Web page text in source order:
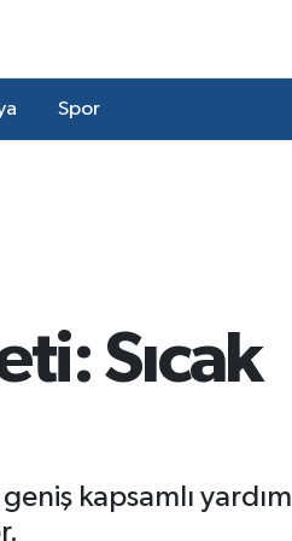
Spor
Sıcak
kapsamlı yardım